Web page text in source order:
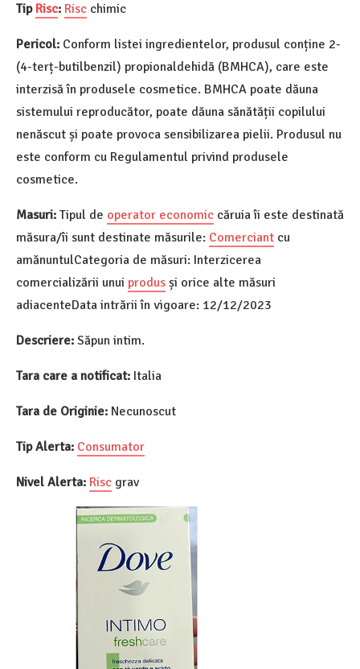
Tip Risc: Risc chimic
Pericol: Conform listei ingredientelor, produsul conține 2-
(4-terț-butilbenzil) propionaldehidă (BMHCA), care este
interzisă în produsele cosmetice. BMHCA poate dăuna
sistemului reproducător, poate dăuna sănătății copilului
nenăscut și poate provoca sensibilizarea pielii. Produsul nu
este conform cu Regulamentul privind produsele
cosmetice.
Masuri: Tipul de operator economic căruia îi este destinată
măsura/îi sunt destinate măsurile: Comerciant cu
amănuntulCategoria de măsuri: Interzicerea
comercializării unui produs și orice alte măsuri
adiacenteData intrării în vigoare: 12/12/2023
Descriere: Săpun intim.
Tara care a notificat: Italia
Tara de Originie: Necunoscut
Tip Alerta: Consumator
Nivel Alerta: Risc grav